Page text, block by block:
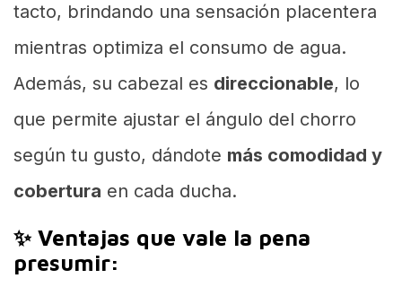
tacto, brindando una sensación placentera
mientras optimiza el consumo de agua.
Además, su cabezal es direccionable, lo
que permite ajustar el ángulo del chorro
según tu gusto, dándote más comodidad y
cobertura en cada ducha.
✨ Ventajas que vale la pena
presumir: